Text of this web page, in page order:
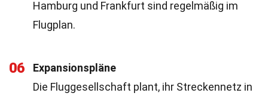
Hamburg und Frankfurt sind regelmäßig im
Flugplan.
06
Expansionspläne
Die Fluggesellschaft plant, ihr Streckennetz in